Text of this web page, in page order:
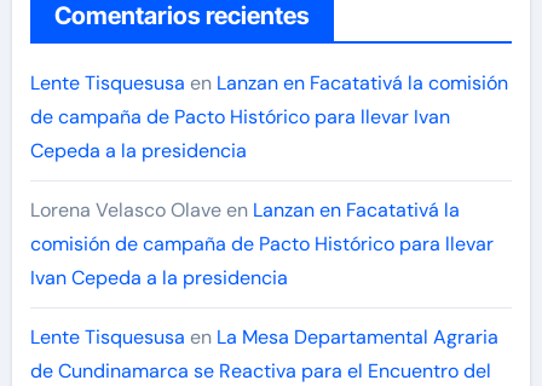
Comentarios recientes
Lente Tisquesusa en Lanzan en Facatativá la comisión
de campaña de Pacto Histórico para llevar Ivan
Cepeda a la presidencia
Lorena Velasco Olaveen Lanzan en Facatativá la
comisión de campaña de Pacto Histórico para llevar
Ivan Cepeda a la presidencia
Lente Tisquesusa en La Mesa Departamental Agraria
de Cundinamarca se Reactiva para el Encuentro del